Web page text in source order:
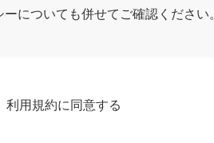
についても併せてご確認ください。
利用規約に同意する